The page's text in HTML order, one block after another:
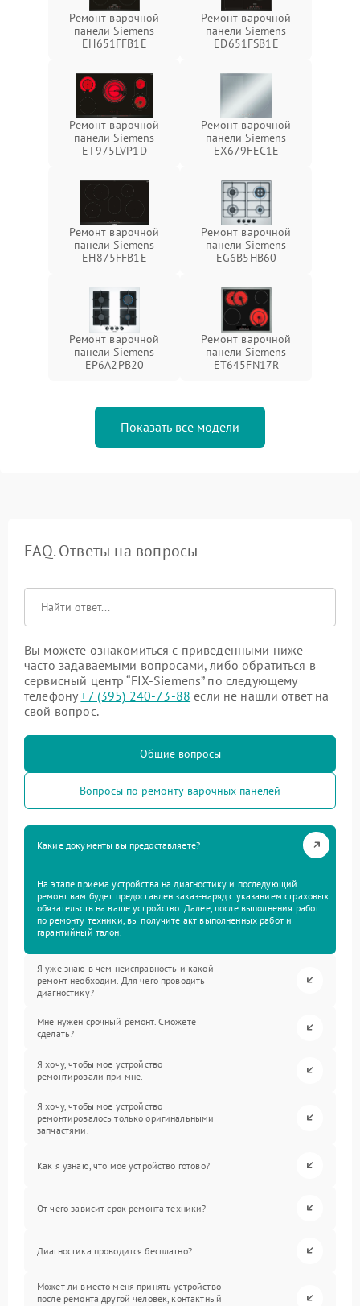
Ремонт варочной
панели Siemens
EH651FFB1E
Ремонт варочной
панели Siemens
ED651FSB1E
Ремонт варочной
панели Siemens
ET975LVP1D
Ремонт варочной
панели Siemens
EX679FEC1E
Ремонт варочной
панели Siemens
EH875FFB1E
Ремонт варочной
панели Siemens
EG6B5HB60
Ремонт варочной
панели Siemens
EP6A2PB20
Ремонт варочной
панели Siemens
ET645FN17R
Показать все модели
FAQ. Ответы на вопросы
Вы можете ознакомиться с приведенными ниже
часто задаваемыми вопросами, либо обратиться в
сервисный центр “FIX-Siemens” по следующему
телефону+7 (395) 240-73-88 если не нашли ответ на
свой вопрос.
Общие вопросы
Вопросы по ремонту варочных панелей
Какие документы вы предоставляете?
На этапе приема устройства на диагностику и последующий
ремонт вам будет предоставлен заказ-наряд с указанием страховых
обязательств на ваше устройство. Далее, после выполнения работ
по ремонту техники, вы получите акт выполненных работ и
гарантийный талон.
Я уже знаю в чем неисправность и какой
ремонт необходим. Для чего проводить
диагностику?
Мне нужен срочный ремонт. Сможете
сделать?
Я хочу, чтобы мое устройство
ремонтировали при мне.
Я хочу, чтобы мое устройство
ремонтировалось только оригинальными
запчастями.
Как я узнаю, что мое устройство готово?
От чего зависит срок ремонта техники?
Диагностика проводится бесплатно?
Может ли вместо меня принять устройство
после ремонта другой человек, контактный